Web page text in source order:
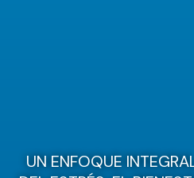
UN ENFOQUE